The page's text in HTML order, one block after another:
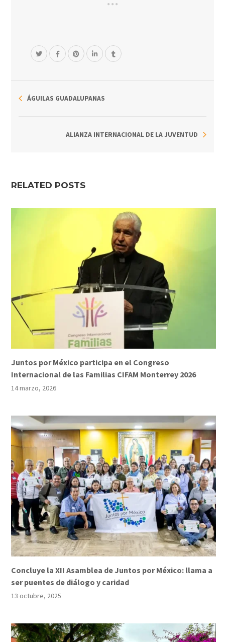
ÁGUILAS GUADALUPANAS
ALIANZA INTERNACIONAL DE LA JUVENTUD
RELATED POSTS
Juntos por México participa en el Congreso
Internacional de las Familias CIFAM Monterrey 2026
14 marzo, 2026
Concluye la XII Asamblea de Juntos por México: llama a
ser puentes de diálogo y caridad
13 octubre, 2025